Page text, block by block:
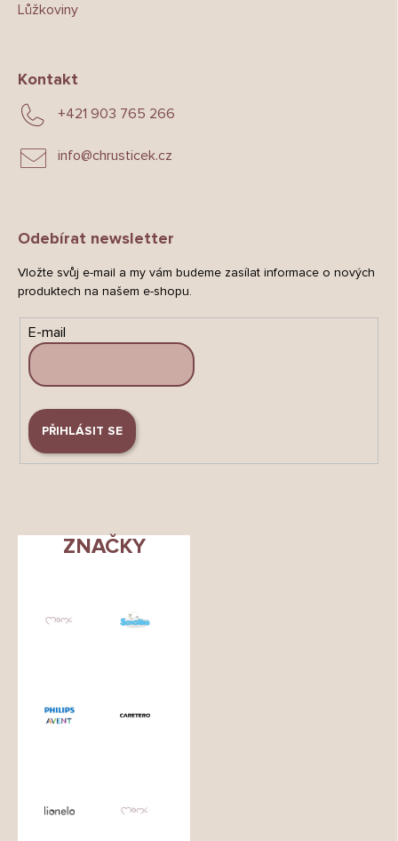
Lůžkoviny
Kontakt
info@chrusticek.cz
+421 903 765 266
Odebírat newsletter
Vložte svůj e-mail a my vám budeme zasílat informace o nových
produktech na našem e-shopu.
E-mail
PŘIHLÁSIT SE
ZNAČKY